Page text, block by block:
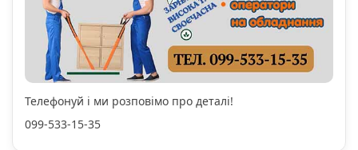
Телефонуй і ми розповімо про деталі!
099-533-15-35